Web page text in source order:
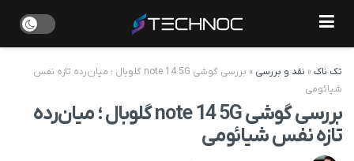
تک ناک» نقد و بررسی »
بررسی گوشی note 14 5G گلوبال ؛ میان‌رده‌ تازه نفس
شیائومی
بررسی گوشی note 14 5G گلوبال ؛ میان‌رده‌
تازه نفس شیائومی